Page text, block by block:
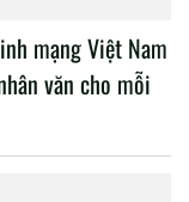
mạng Việt Nam
văn cho mỗi